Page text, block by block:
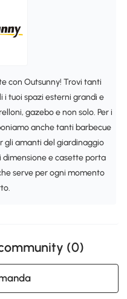
con Outsunny! Trovi tanti
tuoi spazi esterni grandi e
gazebo e non solo. Per i
anche tanti barbecue
gli amanti del giardinaggio
e casette porta
serve per ogni momento
(0)